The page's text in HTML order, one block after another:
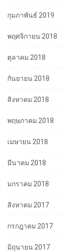
กุมภาพันธ์ 2019
พฤศจิกายน 2018
ตุลาคม 2018
กันยายน 2018
สิงหาคม 2018
พฤษภาคม 2018
เมษายน 2018
มีนาคม 2018
มกราคม 2018
สิงหาคม 2017
กรกฎาคม 2017
มิถุนายน 2017